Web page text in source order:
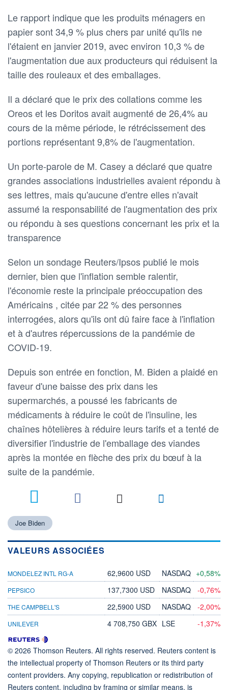
Le rapport indique que les produits ménagers en
papier sont 34,9 % plus chers par unité qu'ils ne
l'étaient en janvier 2019, avec environ 10,3 % de
l'augmentation due aux producteurs qui réduisent la
taille des rouleaux et des emballages.
Il a déclaré que le prix des collations comme les
Oreos et les Doritos avait augmenté de 26,4% au
cours de la même période, le rétrécissement des
portions représentant 9,8% de l'augmentation.
Un porte-parole de M. Casey a déclaré que quatre
grandes associations industrielles avaient répondu à
ses lettres, mais qu'aucune d'entre elles n'avait
assumé la responsabilité de l'augmentation des prix
ou répondu à ses questions concernant les prix et la
transparence
Selon un sondage Reuters/Ipsos publié le mois
dernier, bien que l'inflation semble ralentir,
l'économie reste la principale préoccupation des
Américains , citée par 22 % des personnes
interrogées, alors qu'ils ont dû faire face à l'inflation
et à d'autres répercussions de la pandémie de
COVID-19.
Depuis son entrée en fonction, M. Biden a plaidé en
faveur d'une baisse des prix dans les
supermarchés, a poussé les fabricants de
médicaments à réduire le coût de l'insuline, les
chaînes hôtelières à réduire leurs tarifs et a tenté de
diversifier l'industrie de l'emballage des viandes
après la montée en flèche des prix du bœuf à la
suite de la pandémie.
Joe Biden
VALEURS ASSOCIÉES
MONDELEZ INTL RG-A 62,9600 USD NASDAQ +0,58%
PEPSICO 137,7300 USD NASDAQ -0,76%
THE CAMPBELL'S 22,5900 USD NASDAQ -2,00%
UNILEVER 4 708,750 GBX LSE -1,37%
© 2026 Thomson Reuters. All rights reserved. Reuters content is
the intellectual property of Thomson Reuters or its third party
content providers. Any copying, republication or redistribution of
Reuters content, including by framing or similar means, is